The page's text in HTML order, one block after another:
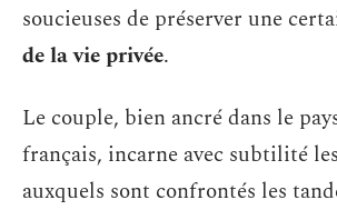
soucieuses de préserver une
de la vie privée.
Le couple, bien ancré dans le
français, incarne avec subtilité
auxquels sont confrontés les